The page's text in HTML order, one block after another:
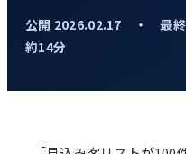
公開 2026.02.17 ・ 最
約14分